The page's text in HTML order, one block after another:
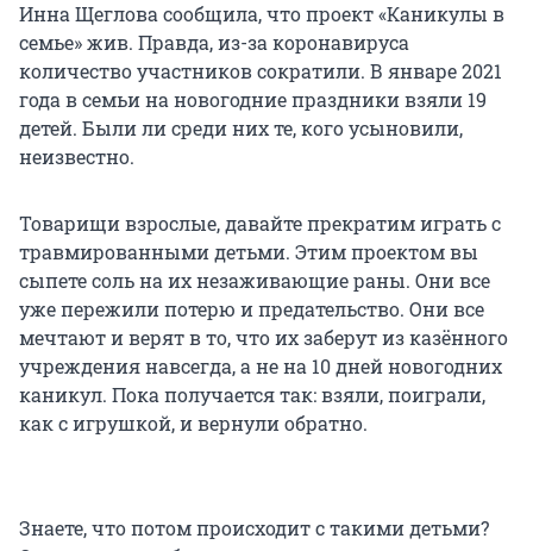
Инна Щеглова сообщила, что проект «Каникулы в
семье» жив. Правда, из-за коронавируса
количество участников сократили. В январе 2021
года в семьи на новогодние праздники взяли 19
детей. Были ли среди них те, кого усыновили,
неизвестно.
Товарищи взрослые, давайте прекратим играть с
травмированными детьми. Этим проектом вы
сыпете соль на их незаживающие раны. Они все
уже пережили потерю и предательство. Они все
мечтают и верят в то, что их заберут из казённого
учреждения навсегда, а не на 10 дней новогодних
каникул. Пока получается так: взяли, поиграли,
как с игрушкой, и вернули обратно.
Знаете, что потом происходит с такими детьми?